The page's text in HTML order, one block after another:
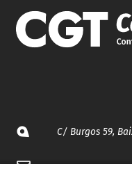
C/ Burgos 59,
spccc@